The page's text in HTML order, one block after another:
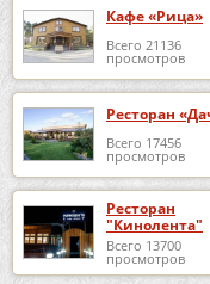
Кафе «Рица»
Всего 21136
просмотров
Ресторан
Всего 17456
просмотров
Ресторан
"Кинолента"
Всего 13700
просмотров